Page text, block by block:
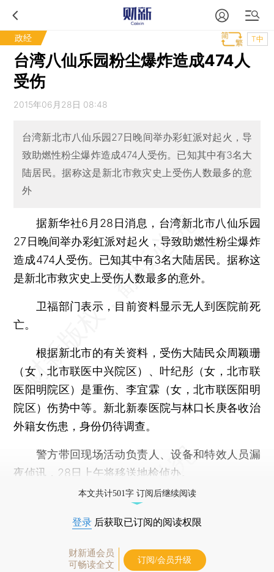
政经 T中
台湾八仙乐园粉尘爆炸造成474人
受伤
2015年06月28日 08:48
台湾新北市八仙乐园27日晚间举办彩虹派对起火，导
致助燃性粉尘爆炸造成474人受伤。已知其中有3名大
陆居民。据称这是新北市救灾史上受伤人数最多的意
外
据新华社6月28日消息，台湾新北市八仙乐园
27日晚间举办彩虹派对起火，导致助燃性粉尘爆炸
造成474人受伤。已知其中有3名大陆居民。据称这
是新北市救灾史上受伤人数最多的意外。
卫福部门表示，目前资料显示无人到医院前死
亡。
根据新北市的有关资料，受伤大陆民众周颖珊
（女，北市联医中兴院区）、叶纪彤（女，北市联
医阳明院区）是重伤、李宜霖（女，北市联医阳明
院区）伤势中等。新北新泰医院与林口长庚各收治
外籍女伤患，身份仍待调查。
警方带回现场活动负责人、设备和特效人员漏
夜侦讯，28日上午将移送地检侦办。
本文共计501字 订阅后继续阅读
登录 后获取已订阅的阅读权限
财新通会员
可畅读全文
订阅/会员升级